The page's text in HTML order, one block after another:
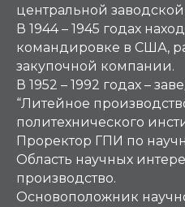
центральной
В 1944 – 1945 годах
командировке в США,
закупочной компании.
В 1952 – 1992 годах –
“Литейное
политехнического
Проректор ГПИ по
Область научных
производство.
Основоположник